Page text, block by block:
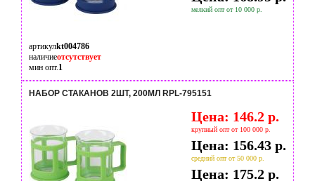
мелкий опт от 10 000 р.
артикулkt004786
наличиеотсутствует
мин опт.1
НАБОР СТАКАНОВ 2ШТ, 200МЛ RPL-795151
Цена: 146.2 р.
крупный опт от 100 000 р.
Цена: 156.43 р.
средний опт от 50 000 р.
Цена: 175.2 р.